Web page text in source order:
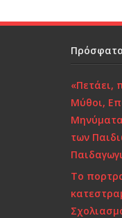
o
k
«Πετάει,
Μύθοι,
των
Το